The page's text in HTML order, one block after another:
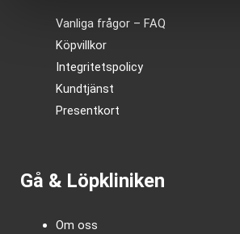
Vanliga frågor – FAQ
Köpvillkor
Integritetspolicy
Kundtjänst
Presentkort
Gå & Löpkliniken
Om oss